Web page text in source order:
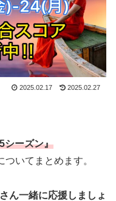
2025.02.17 2025.02.27
シーズン』
ついてまとめます。
ん一緒に応援しましょ